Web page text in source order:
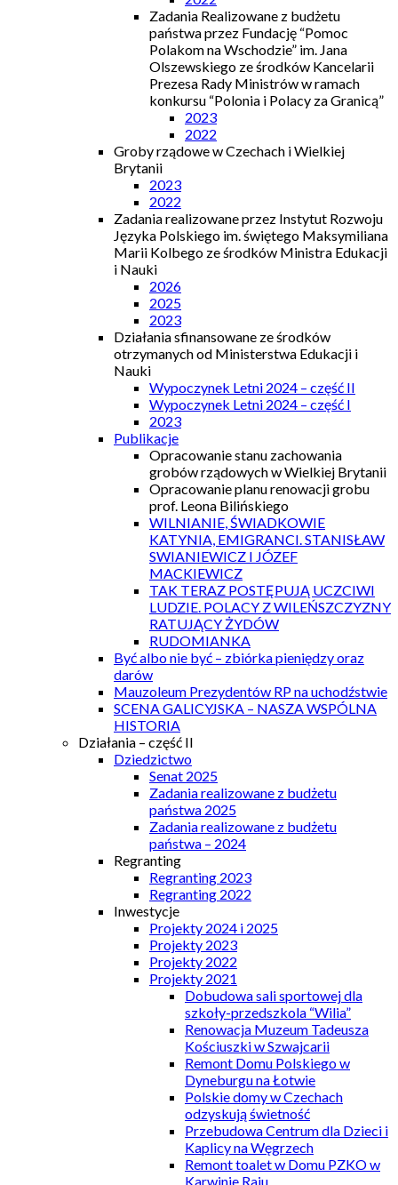
Zadania Realizowane z budżetu
państwa przez Fundację “Pomoc
Polakom na Wschodzie” im. Jana
Olszewskiego ze środków Kancelarii
Prezesa Rady Ministrów w ramach
konkursu “Polonia i Polacy za Granicą”
2023
2022
Groby rządowe w Czechach i Wielkiej
Brytanii
2023
2022
Zadania realizowane przez Instytut Rozwoju
Języka Polskiego im. świętego Maksymiliana
Marii Kolbego ze środków Ministra Edukacji
i Nauki
2026
2025
2023
Działania sfinansowane ze środków
otrzymanych od Ministerstwa Edukacji i
Nauki
Wypoczynek Letni 2024 – część II
Wypoczynek Letni 2024 – część I
2023
Publikacje
Opracowanie stanu zachowania
grobów rządowych w Wielkiej Brytanii
Opracowanie planu renowacji grobu
prof. Leona Bilińskiego
WILNIANIE, ŚWIADKOWIE
KATYNIA, EMIGRANCI. STANISŁAW
SWIANIEWICZ I JÓZEF
MACKIEWICZ
TAK TERAZ POSTĘPUJĄ UCZCIWI
LUDZIE. POLACY Z WILEŃSZCZYZNY
RATUJĄCY ŻYDÓW
RUDOMIANKA
Być albo nie być – zbiórka pieniędzy oraz
darów
Mauzoleum Prezydentów RP na uchodźstwie
SCENA GALICYJSKA – NASZA WSPÓLNA
HISTORIA
Działania – część II
Dziedzictwo
Senat 2025
Zadania realizowane z budżetu
państwa 2025
Zadania realizowane z budżetu
państwa – 2024
Regranting
Regranting 2023
Regranting 2022
Inwestycje
Projekty 2024 i 2025
Projekty 2023
Projekty 2022
Projekty 2021
Dobudowa sali sportowej dla
szkoły-przedszkola “Wilia”
Renowacja Muzeum Tadeusza
Kościuszki w Szwajcarii
Remont Domu Polskiego w
Dyneburgu na Łotwie
Polskie domy w Czechach
odzyskują świetność
Przebudowa Centrum dla Dzieci i
Kaplicy na Węgrzech
Remont toalet w Domu PZKO w
Karwinie Raju